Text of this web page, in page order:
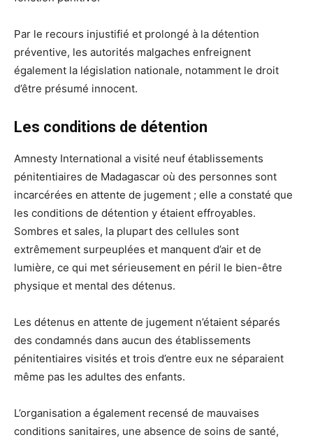
Par le recours injustifié et prolongé à la détention
préventive, les autorités malgaches enfreignent
également la législation nationale, notamment le droit
d’être présumé innocent.
Les conditions de détention
Amnesty International a visité neuf établissements
pénitentiaires de Madagascar où des personnes sont
incarcérées en attente de jugement ; elle a constaté que
les conditions de détention y étaient effroyables.
Sombres et sales, la plupart des cellules sont
extrêmement surpeuplées et manquent d’air et de
lumière, ce qui met sérieusement en péril le bien-être
physique et mental des détenus.
Les détenus en attente de jugement n’étaient séparés
des condamnés dans aucun des établissements
pénitentiaires visités et trois d’entre eux ne séparaient
même pas les adultes des enfants.
L’organisation a également recensé de mauvaises
conditions sanitaires, une absence de soins de santé,